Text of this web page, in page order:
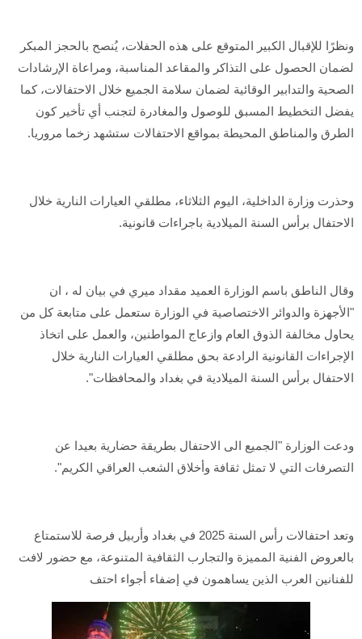
ونظرًا للإقبال الكبير المتوقع على هذه الحفلات، يُنصح بالحجز المبكر
لضمان الحصول على التذاكر والمقاعد المناسبة، ومراعاة الإرشادات
الصحية والتدابير الوقائية لضمان سلامة الجميع خلال الاحتفالات، كما
يفضل التخطيط المسبق للوصول والمغادرة لتجنب أي تأخير كون
الطرق والمناطق المحيطة بمواقع الاحتفالات ستشهد زخما مروريا.
وحذرت وزارة الداخلية، اليوم الثلاثاء، مطلقي العيارات النارية خلال
الاحتفال برأس السنة الميلادية باجراءات قانونية.
وقال الناطق باسم الوزارة العميد مقداد ميري في بيان له ، ان
"الأجهزة والدوائر الاختصاصية في الوزارة ستعمل على متابعة كل من
يحاول مخالفة الذوق العام وازعاج المواطنين، والعمل على اتخاذ
الإجراءات القانونية الرادعة بحق مطلقي العيارات النارية خلال
الاحتفال برأس السنة الميلادية في بغداد والمحافظات".
ودعت الوزارة "الجميع الى الاحتفال بطريقة حضارية بعيدا عن
التصرفات التي لا تمثل ثقافة وأخلاق الشعب العراقي الكريم".
وتعد احتفالات رأس السنة 2025 في بغداد وأربيل فرصة للاستمتاع
بالعروض الفنية المميزة والتجارب الثقافية المتنوعة، مع حضور لافت
للفنانين العرب الذين يساهمون في إضفاء أجواء احتف